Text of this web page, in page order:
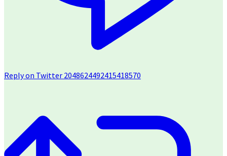
Reply on Twitter 2048624492415418570